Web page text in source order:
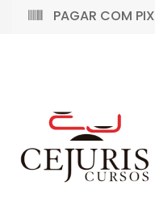
PAGAR COM PIX